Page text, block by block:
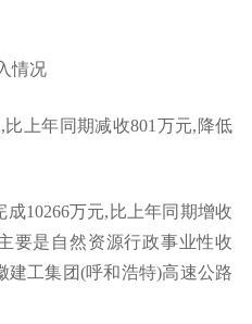
情况
上年同期减收801万元,降低
10266万元,比上年同期增收
要是自然资源行政事业性收
建工集团(呼和浩特)高速公路